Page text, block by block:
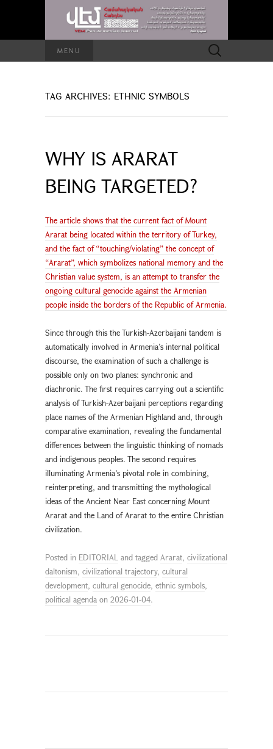
MENU
Search
for:
TAG ARCHIVES: ETHNIC SYMBOLS
WHY IS ARARAT
BEING TARGETED?
The article shows that the current fact of Mount
Ararat being located within the territory of Turkey,
and the fact of “touching/violating” the concept of
“Ararat”, which symbolizes national memory and the
Christian value system, is an attempt to transfer the
ongoing cultural genocide against the Armenian
people inside the borders of the Republic of Armenia.
Since through this the Turkish-Azerbaijani tandem is
automatically involved in Armenia’s internal political
discourse, the examination of such a challenge is
possible only on two planes: synchronic and
diachronic. The first requires carrying out a scientific
analysis of Turkish-Azerbaijani perceptions regarding
place names of the Armenian Highland and, through
comparative examination, revealing the fundamental
differences between the linguistic thinking of nomads
and indigenous peoples. The second requires
illuminating Armenia’s pivotal role in combining,
reinterpreting, and transmitting the mythological
ideas of the Ancient Near East concerning Mount
Ararat and the Land of Ararat to the entire Christian
civilization.
Posted in EDITORIAL and tagged Ararat, civilizational
daltonism, civilizational trajectory, cultural
development, cultural genocide, ethnic symbols,
political agenda on 2026-01-04.